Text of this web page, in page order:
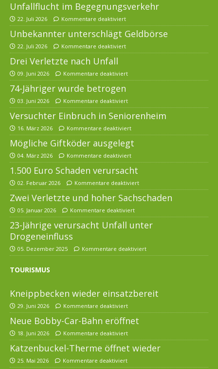
Unfallflucht im Begegnungsverkehr
22. Juli 2026 Kommentare deaktiviert
Unbekannter unterschlägt Geldbörse
22. Juli 2026 Kommentare deaktiviert
Drei Verletzte nach Unfall
09. Juni 2026 Kommentare deaktiviert
74-Jähriger wurde betrogen
03. Juni 2026 Kommentare deaktiviert
Versuchter Einbruch in Seniorenheim
16. März 2026 Kommentare deaktiviert
Mögliche Giftköder ausgelegt
04. März 2026 Kommentare deaktiviert
1.500 Euro Schaden verursacht
02. Februar 2026 Kommentare deaktiviert
Zwei Verletzte und hoher Sachschaden
05. Januar 2026 Kommentare deaktiviert
23-Jährige verursacht Unfall unter
Drogeneinfluss
05. Dezember 2025 Kommentare deaktiviert
TOURISMUS
Kneippbecken wieder einsatzbereit
29. Juni 2026 Kommentare deaktiviert
Neue Bobby-Car-Bahn eröffnet
18. Juni 2026 Kommentare deaktiviert
Katzenbuckel-Therme öffnet wieder
25. Mai 2026 Kommentare deaktiviert